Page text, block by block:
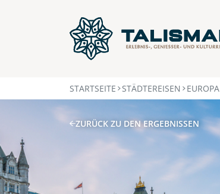
STARTSEITE STÄDTEREISEN EUROPA
ZURÜCK ZU DEN ERGEBNISSEN